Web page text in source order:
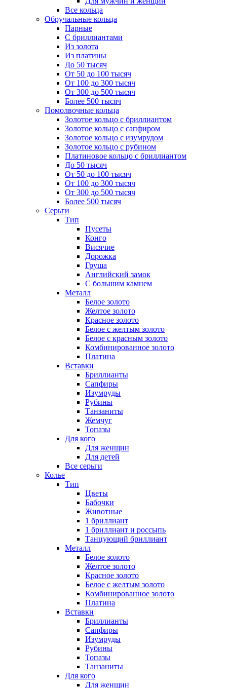
Все кольца
Обручальные кольца
Парные
С бриллиантами
Из золота
Из платины
До 50 тысяч
От 50 до 100 тысяч
От 100 до 300 тысяч
От 300 до 500 тысяч
Более 500 тысяч
Помолвочные кольца
Золотое кольцо с бриллиантом
Золотое кольцо с сапфиром
Золотое кольцо с изумрудом
Золотое кольцо с рубином
Платиновое кольцо с бриллиантом
До 50 тысяч
От 50 до 100 тысяч
От 100 до 300 тысяч
От 300 до 500 тысяч
Более 500 тысяч
Серьги
Тип
Пусеты
Конго
Висячие
Дорожка
Груша
Английский замок
С большим камнем
Металл
Белое золото
Желтое золото
Красное золото
Белое с желтым золото
Белое с красным золото
Комбинированное золото
Платина
Вставки
Бриллианты
Сапфиры
Изумруды
Рубины
Танзаниты
Жемчуг
Топазы
Для кого
Для женщин
Для детей
Все серьги
Колье
Тип
Цветы
Бабочки
Животные
1 бриллиант
1 бриллиант и россыпь
Танцующий бриллиант
Металл
Белое золото
Желтое золото
Красное золото
Белое с желтым золото
Комбинированное золото
Платина
Вставки
Бриллианты
Сапфиры
Изумруды
Рубины
Топазы
Танзаниты
Для кого
Для женщин